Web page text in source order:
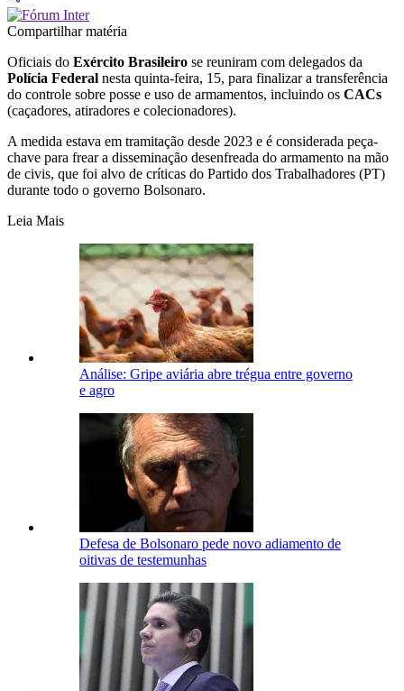
Compartilhar matéria
Oficiais do Exército Brasileiro se reuniram com delegados da
Polícia Federal nesta quinta-feira, 15, para finalizar a transferência
do controle sobre posse e uso de armamentos, incluindo os CACs
(caçadores, atiradores e colecionadores).
A medida estava em tramitação desde 2023 e é considerada peça-
chave para frear a disseminação desenfreada do armamento na mão
de civis, que foi alvo de críticas do Partido dos Trabalhadores (PT)
durante todo o governo Bolsonaro.
Leia Mais
Análise: Gripe aviária abre trégua entre governo
e agro
Defesa de Bolsonaro pede novo adiamento de
oitivas de testemunhas